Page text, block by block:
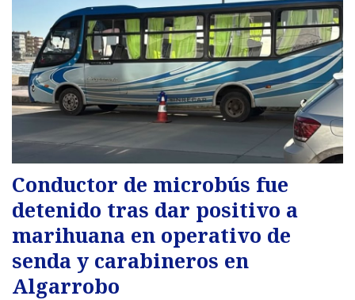
Conductor de microbús fue
detenido tras dar positivo a
marihuana en operativo de
senda y carabineros en
Algarrobo